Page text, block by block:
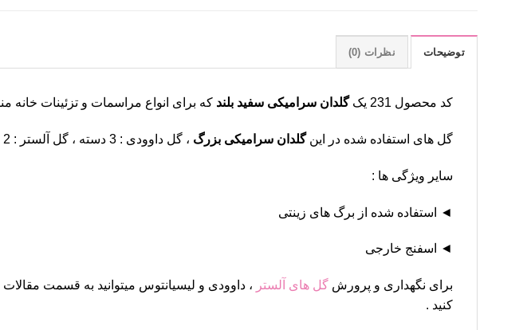
توضیحات نظرات (0)
کد محصول 231 یک گلدان سرامیکی سفید بلند که برای انواع مراسمات و تزئینات خانه
گل های استفاده شده در اینگلدان سرامیکی بزرگ ، گل داوودی : 3 دسته ، گل آلستر : 2 دسته ، لیسیانتوس : 2 دسته
سایر ویژگی ها :
◄ استفاده شده از برگ های زینتی
◄ اسفنج خارجی
برای نگهداری و پرورش گل های آلستر ، داوودی و لیسیانتوس میتوانید به قسمت
کنید .